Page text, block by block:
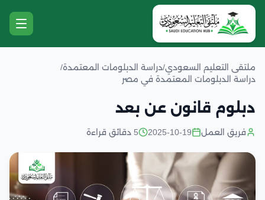
ملتقى التعليم السعودي/دراسة الدبلومات المعتمدة/
دراسة الدبلومات المعتمدة في مصر
دبلوم قانون عن بعد
فريق العمل 2025-10-19 5 دقائق قراءة